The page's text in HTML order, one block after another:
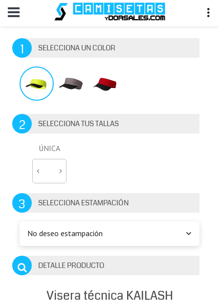
1 SELECCIONA UN COLOR
2 SELECCIONA TUS TALLAS
ÚNICA
3 SELECCIONA ESTAMPACIÓN
No deseo estampación
DETALLE PRODUCTO
Visera técnica KAILASH